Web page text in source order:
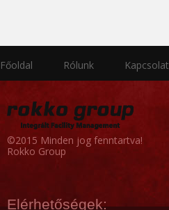
Főoldal Rólunk Kapcsolat
©2015 Minden jog fenntartva!
Rokko Group
Elérhetőségek: